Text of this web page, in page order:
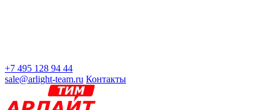
+7 495 128 94 44
sale@arlight-team.ru Контакты